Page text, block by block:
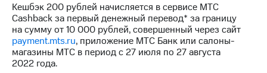
Роуминг
Семейная
группа
Тарифы
RED,
РИИЛ
и МТС
Супер
Кешбэк 200 рублей начисляется в сервисе МТС
Cashback за первый денежный перевод* за границу
на сумму от 10 000 рублей, совершенный через сайт
payment.mts.ru, приложение МТС Банк или салоны-
магазины МТС в период с 27 июля по 27 августа
2022 года.